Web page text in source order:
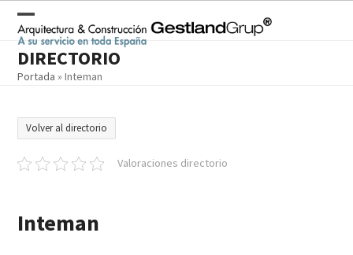
contentOpen
mobile
menu
Close
mobile
menu
DIRECTORIO
Portada »Inteman
Volver al directorio
Valoraciones directorio
Inteman